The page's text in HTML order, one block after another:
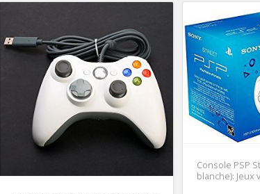
Console PSP
blanche): Jeux